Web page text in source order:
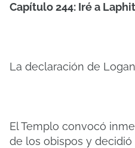
Capítulo 244: Iré a
La declaración de
El Templo convocó
de los obispos y decidió